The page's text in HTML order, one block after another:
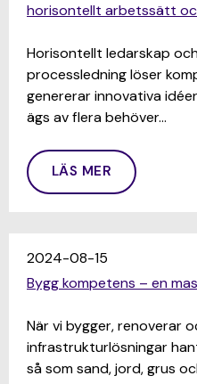
horisontellt arbetssätt
Horisontellt ledarskap
processledning löser
genererar innovativa
ägs av flera behöver…
LÄS MER
2024-08-15
Bygg kompetens – en
När vi bygger, renoverar
infrastrukturlösningar
så som sand, jord, grus